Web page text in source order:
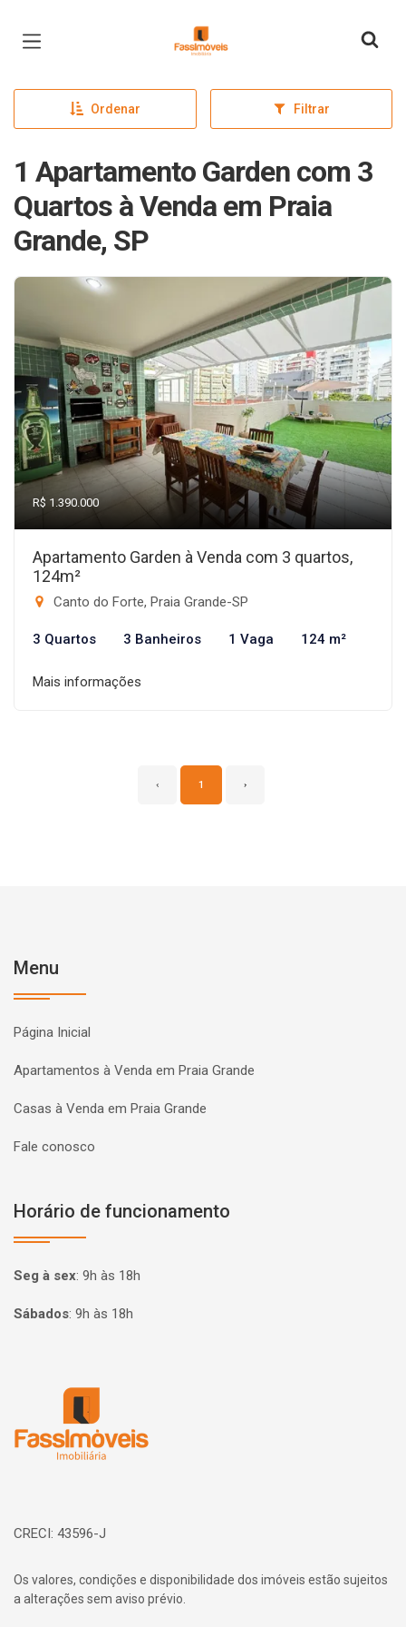
Página inicial
Ordenar Filtrar
1 Apartamento Garden com 3
Quartos à Venda em Praia
Grande, SP
R$ 1.390.000
Apartamento Garden à Venda com 3 quartos,
124m²
Canto do Forte, Praia Grande-SP
3 Quartos 3 Banheiros 1 Vaga 124 m²
Mais informações
‹ 1 ›
Menu
Página Inicial
Apartamentos à Venda em Praia Grande
Casas à Venda em Praia Grande
Fale conosco
Horário de funcionamento
Seg à sex: 9h às 18h
Sábados: 9h às 18h
CRECI: 43596-J
Os valores, condições e disponibilidade dos imóveis estão sujeitos
a alterações sem aviso prévio.